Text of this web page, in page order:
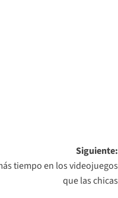
Siguiente:
tiempo en los videojuegos
que las chicas